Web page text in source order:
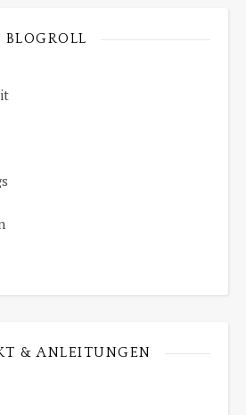
BLOGROLL
& ANLEITUNGEN